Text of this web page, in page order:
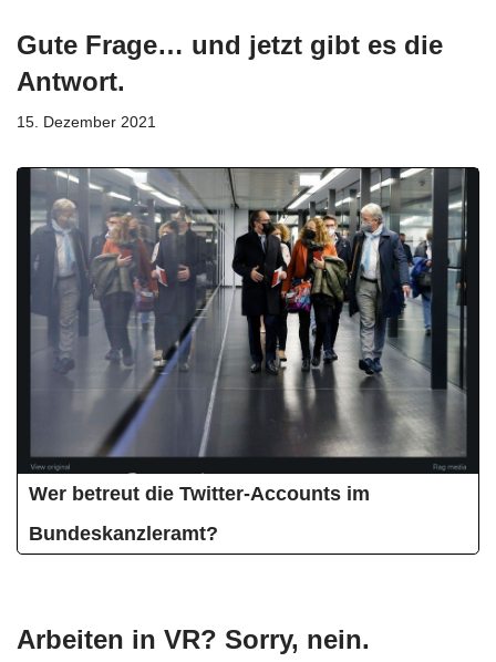
Gute Frage… und jetzt gibt es die
Antwort.
15. Dezember 2021
Wer betreut die Twitter-Accounts im
Bundeskanzleramt?
Arbeiten in VR? Sorry, nein.